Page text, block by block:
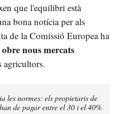
que l'equilibri està
bona notícia per als
de la Comissió Europea ha
obre nous mercats
agricultors.
les normes: els propietaris de
de pagar entre el 30 i el 40%